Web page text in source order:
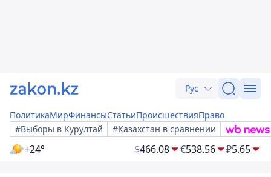
Рус
ПолитикаМирФинансыСтатьиПроисшествияПраво
#Выборы в Курултай
#Казахстан в сравнении
+24° $466.08 €538.56 ₽5.65